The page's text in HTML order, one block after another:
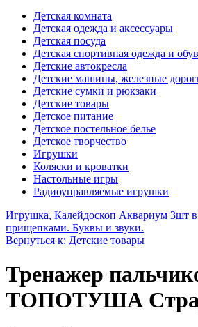
Детская комната
Детская одежда и аксессуары
Детская посуда
Детская спортивная одежда и
Детские автокресла
Детские машины, железные
Детские сумки и рюкзаки
Детские товары
Детское питание
Детское постельное белье
Детское творчество
Игрушки
Коляски и кроватки
Настольные игры
Радиоуправляемые игрушки
Игрушка, Калейдоскоп Аквариум 3шт в
прищепками. Буквы и звуки.
Вернуться к: Детские товары
Тренажер
ТОПОТУША